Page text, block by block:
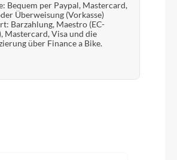
Bequem per Paypal, Mastercard,
Überweisung (Vorkasse)
Barzahlung, Maestro (EC-
Mastercard, Visa und die
über Finance a Bike.